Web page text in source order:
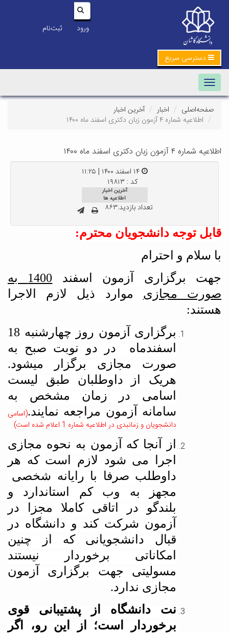
ورود | ثبت‌نام
دسترسی سریع
Toggle navigation
صفحه‌اصلی اخبار
آخرین اخبار
اطلاعیه شماره ۴ آزمون زبان دکتری اسفند ماه ۱۴۰۰
اطلاعیه شماره ۴ آزمون زبان دکتری اسفند ماه ۱۴۰۰
۱۴ اسفند ۱۴۰۰ | ۱۱:۲۵
کد : ۱۹۸۱۳
آخرین اخبار
اطلاعیه ها
تعداد بازدید:۸۶۳
قابل توجه دانشجویان محترم:
با سلام و احترام
جهت برگزاری آزموناسفند
1400 به
صورت مجازیموارد ذیل لازم الاجرا
هستند:
برگزاری آزمون روز
چهارشنبه 18
اسفندماهدر دو نوبت صبح به
صورت مجازی برگزار میشود.
هریک از داوطلبان طبق لیست
اسامی در زمان مشخص به
سامانه آزمون مراجعه نمایند.(اسامی
دانشجویان و زمانبدی در اطلاعیه شماره 1 اعلام شده است)
از آنجا که آزمون به نحوه مجازی
اجرا می شود لازم است که هر
داوطلب صرفا با رایانه شخصی
مجهز به وب کم استاندارد و
بلندگو در اتاقی کاملا مجزا در
آزمون شرکت کند و دانشگاه در
قبال دانشجویانی که از چنین
امکاناتی برخوردار نیستند
مسولیتی جهت برگزاری آزمون
مجازی ندارد.
نت دانشگاه از پشتیبانی قوی
برخوردار است؛ از این رو، اگر